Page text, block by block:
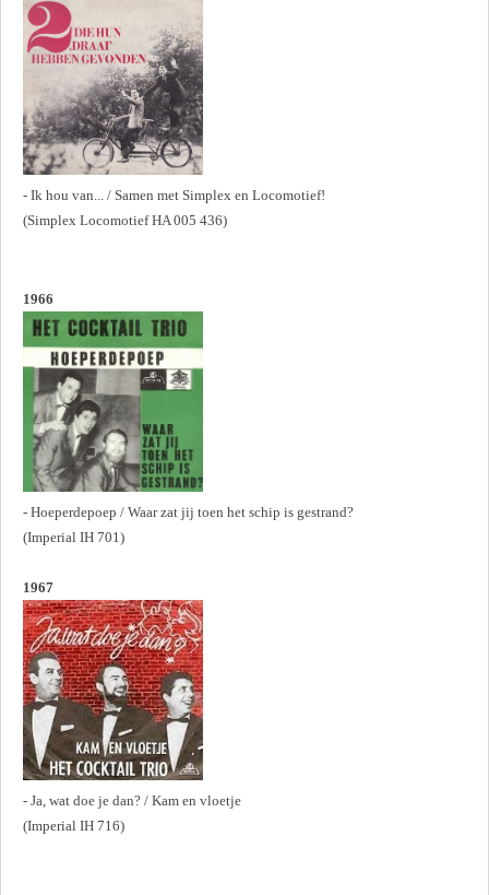
- Ik hou van... / Samen met Simplex en Locomotief!
(Simplex Locomotief HA 005 436)
1966
- Hoeperdepoep / Waar zat jij toen het schip is gestrand?
(Imperial IH 701)
1967
- Ja, wat doe je dan? / Kam en vloetje
(Imperial IH 716)